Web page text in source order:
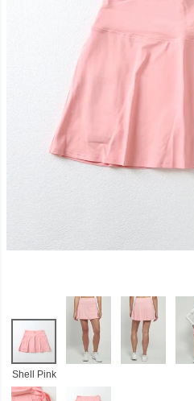
Shell Pink